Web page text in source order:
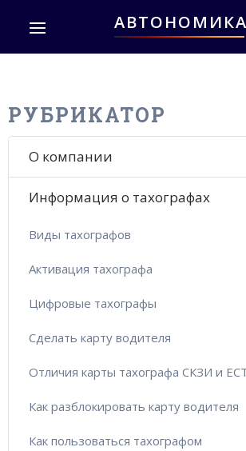
АВТОНОМИКА
РУБРИКАТОР
О компании
Информация о тахографах
Виды тахографов
Активация тахографа
Цифровые тахографы
Сделать карту водителя
Отличия карты тахографа СКЗИ и
Как разблокировать карту водителя
Как пользоваться тахографом